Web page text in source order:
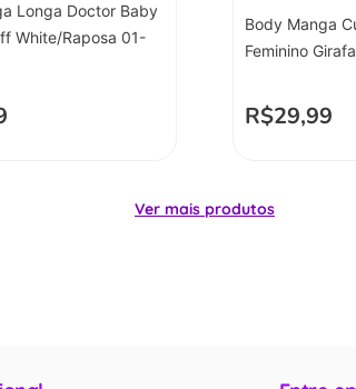
Longa Doctor Baby
White/Raposa 01-
Body Manga
Feminino
R$29,99
Ver mais produtos